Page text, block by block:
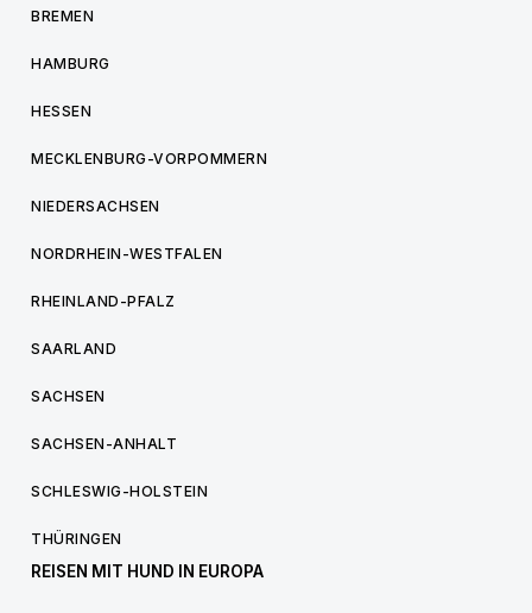
BREMEN
HAMBURG
HESSEN
MECKLENBURG-VORPOMMERN
NIEDERSACHSEN
NORDRHEIN-WESTFALEN
RHEINLAND-PFALZ
SAARLAND
SACHSEN
SACHSEN-ANHALT
SCHLESWIG-HOLSTEIN
THÜRINGEN
REISEN MIT HUND IN EUROPA